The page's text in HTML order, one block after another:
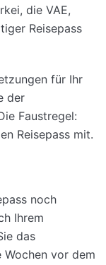
die VAE,
Reisepass
für Ihr
der
Faustregel:
Reisepass mit.
noch
Ihrem
das
Wochen vor dem